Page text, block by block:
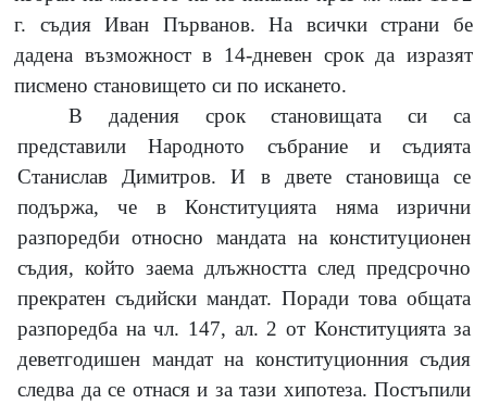
г. съдия Иван Първанов. На всички страни бе
дадена възможност в 14-дневен срок да изразят
писмено становището си по искането.
В дадения срок становищата си са
представили Народното събрание и съдията
Станислав Димитров. И в двете становища се
подържа, че в Конституцията няма изрични
разпоредби относно мандата на конституционен
съдия, който заема длъжността след предсрочно
прекратен съдийски мандат. Поради това общата
разпоредба на чл. 147, ал. 2от Конституцията за
деветгодишен мандат на конституционния съдия
следва да се отнася и за тази хипотеза. Постъпили